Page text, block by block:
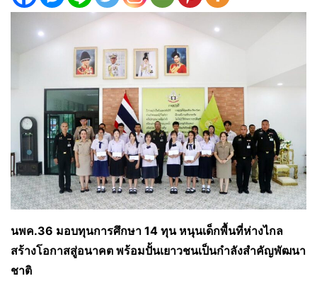
นพค.36 มอบทุนการศึกษา 14 ทุน หนุนเด็กพื้นที่ห่างไกล
สร้างโอกาสสู่อนาคต พร้อมปั้นเยาวชนเป็นกำลังสำคัญพัฒนา
ชาติ